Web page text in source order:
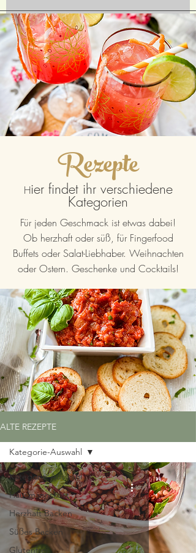
Rezepte
Hier findet ihr verschiedene
Kategorien
Für jeden Geschmack ist etwas dabei!
Ob herzhaft oder süß, für Fingerfood
Buffets oder Salat-Liebhaber. Weihnachten
oder Ostern. Geschenke und Cocktails!
ALTE REZEPTE
Kategorie-Auswahl
Hausmannskost
Herzhaft Backen
Süßes Backen
Glutenfrei
Kategorie-Auswahl